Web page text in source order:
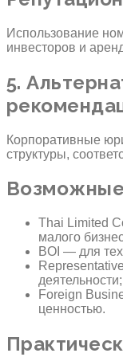
Использование
инвесторов и
5.
Корпоративные
структуры,
Thai Limited
малого
BOI — для
деятельности;
Foreign
ценностью.